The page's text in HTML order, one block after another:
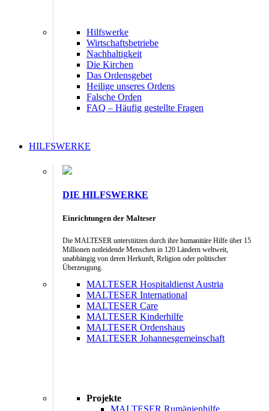
Hilfswerke
Wirtschaftsbetriebe
Nachhaltigkeit
Die Kirchen
Das Ordensgebet
Heilige unseres Ordens
Falsche Orden
FAQ – Häufig gestellte Fragen
HILFSWERKE
DIE HILFSWERKE
Einrichtungen der Malteser
Die MALTESER unterstützen durch ihre humanitäre Hilfe über 15
Millionen notleidende Menschen in 120 Ländern weltweit,
unabhängig von deren Herkunft, Religion oder politischer
Überzeugung.
MALTESER Hospitaldienst Austria
MALTESER International
MALTESER Care
MALTESER Kinderhilfe
MALTESER Ordenshaus
MALTESER Johannesgemeinschaft
Projekte
MALTESER Rumänienhilfe